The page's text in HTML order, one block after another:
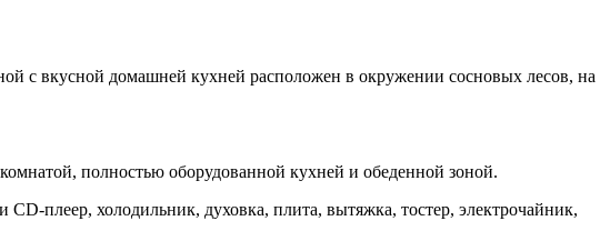
с вкусной домашней кухней расположен в окружении сосновых лесов, на
полностью оборудованной кухней и обеденной зоной.
плеер, холодильник, духовка, плита, вытяжка, тостер, электрочайник,